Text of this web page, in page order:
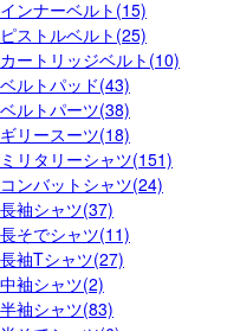
インナーベルト(15)
ピストルベルト(25)
カートリッジベルト(10)
ベルトパッド(43)
ベルトパーツ(38)
ギリースーツ(18)
ミリタリーシャツ(151)
コンバットシャツ(24)
長袖シャツ(37)
長そでシャツ(11)
長袖Tシャツ(27)
中袖シャツ(2)
半袖シャツ(83)